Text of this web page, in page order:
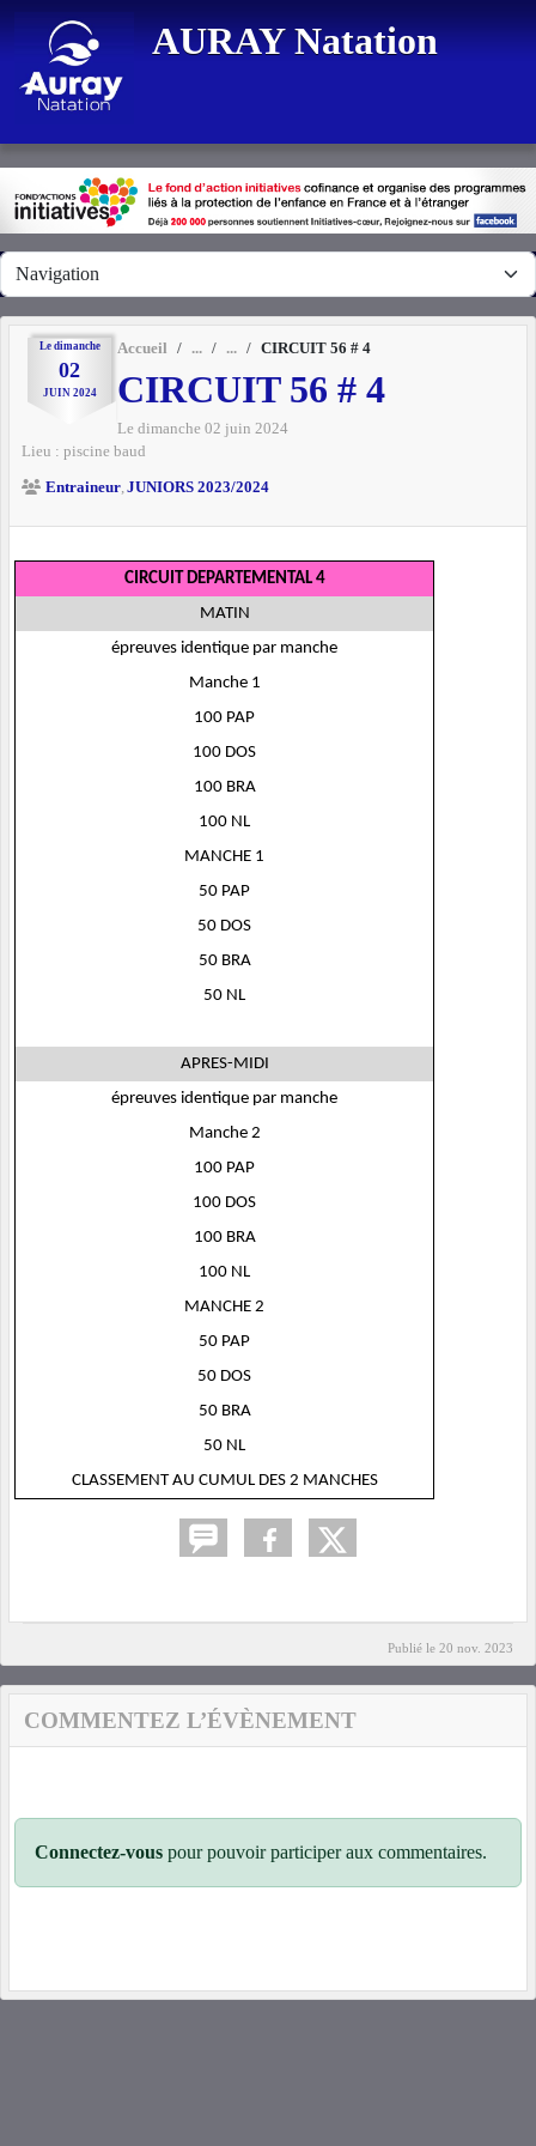
AURAY Natation
Le dimanche
02
JUIN 2024
Accueil CIRCUIT 56 # 4
CIRCUIT 56 # 4
Le dimanche 02 juin 2024
Lieu : piscine baud
Entraineur JUNIORS 2023/2024
CIRCUIT DEPARTEMENTAL 4
MATIN
épreuves identique par manche
Manche 1
100 PAP
100 DOS
100 BRA
100 NL
MANCHE 1
50 PAP
50 DOS
50 BRA
50 NL
APRES-MIDI
épreuves identique par manche
Manche 2
100 PAP
100 DOS
100 BRA
100 NL
MANCHE 2
50 PAP
50 DOS
50 BRA
50 NL
CLASSEMENT AU CUMUL DES 2 MANCHES
Publié le 20 nov. 2023
COMMENTEZ L’ÉVÈNEMENT
Connectez-vous pour pouvoir participer aux commentaires.
Panneau de gestion des cookies